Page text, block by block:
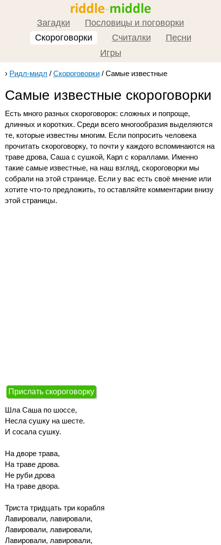
Загадки
Пословицы и поговорки
Скороговорки
Считалки
Песни
Игры
› Ридл-мидл / Скороговорки / Самые известные
Самые известные скороговорки
Есть много разных скороговорок: сложных и попроще,
длинных и коротких. Среди всего многообразия выделяются
те, которые известны многим. Если попросить человека
прочитать скороговорку, то почти у каждого вспоминаются на
траве дрова, Саша с сушкой, Карл с кораллами. Именно
такие самые известные, на наш взгляд, скороговорки мы
собрали на этой странице. Если у вас есть своё мнение или
хотите что-то предложить, то оставляйте комментарии внизу
этой страницы.
Прислать скороговорку
Шла Саша по шоссе,
Несла сушку на шесте.
И сосала сушку.
На дворе трава,
На траве дрова.
Не руби дрова
На траве двора.
Триста тридцать три корабля
Лавировали, лавировали,
Лавировали, лавировали,
Лавировали, лавировали,